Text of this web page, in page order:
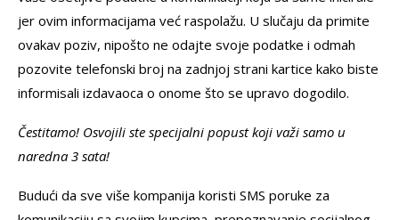
jer ovim informacijama već raspolažu. U slučaju da primite
ovakav poziv, nipošto ne odajte svoje podatke i odmah
pozovite telefonski broj na zadnjoj strani kartice kako biste
informisali izdavaoca o onome što se upravo dogodilo.
Čestitamo! Osvojili ste specijalni popust koji važi samo u
naredna 3 sata!
Budući da sve više kompanija koristi SMS poruke za